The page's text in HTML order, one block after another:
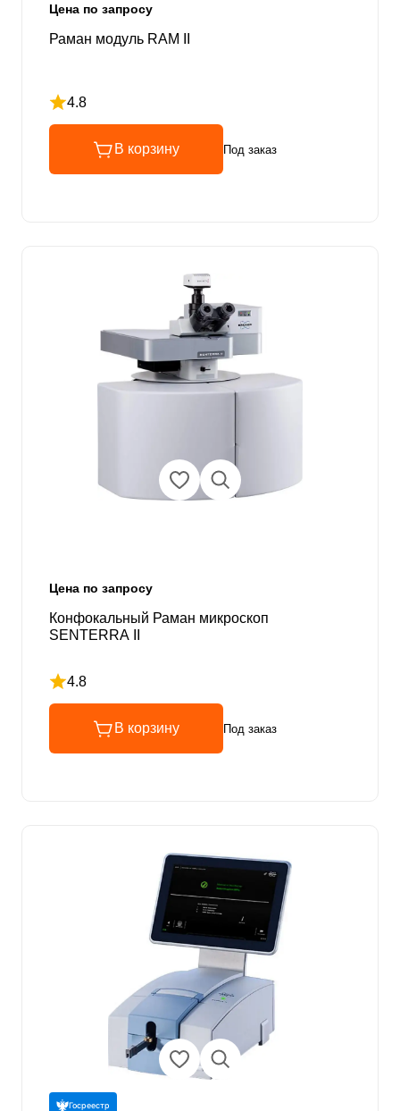
Цена по запросу
Раман модуль RAM II
4.8
Рейтинг 4.8 из 5
В корзину Под заказ
Цена по запросу
Конфокальный Раман микроскоп
SENTERRA II
4.8
Рейтинг 4.8 из 5
В корзину Под заказ
Госреестр